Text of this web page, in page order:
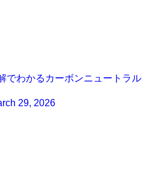
でわかるカーボンニュートラル
29, 2026